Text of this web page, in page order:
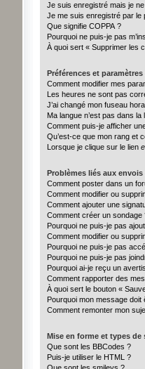
Je suis enregistré mais je
Je me suis enregistré par le
Que signifie COPPA ?
Pourquoi ne puis-je pas
À quoi sert « Supprimer les
Préférences et
Comment modifier mes
Les heures ne sont pas
J’ai changé mon fuseau
Ma langue n’est pas dans la
Comment puis-je afficher
Qu’est-ce que mon rang et
Lorsque je clique sur le lien
Problèmes liés aux envois
Comment poster dans un
Comment modifier ou
Comment ajouter une
Comment créer un sondage
Pourquoi ne puis-je pas
Comment modifier ou
Pourquoi ne puis-je pas
Pourquoi ne puis-je pas
Pourquoi ai-je reçu un
Comment rapporter des
À quoi sert le bouton «
Pourquoi mon message doit
Comment remonter mon
Mise en forme et types de
Que sont les BBCodes ?
Puis-je utiliser le HTML ?